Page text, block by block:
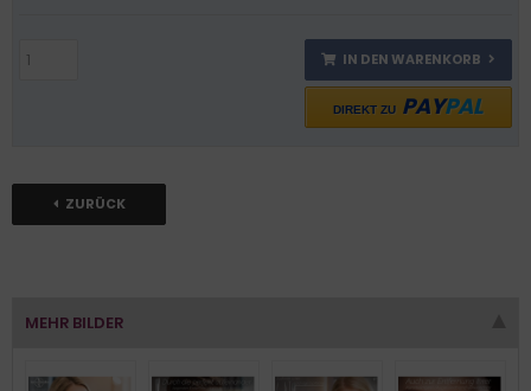
IN DEN WARENKORB
DIREKT ZU PAYPAL
ZURÜCK
MEHR BILDER